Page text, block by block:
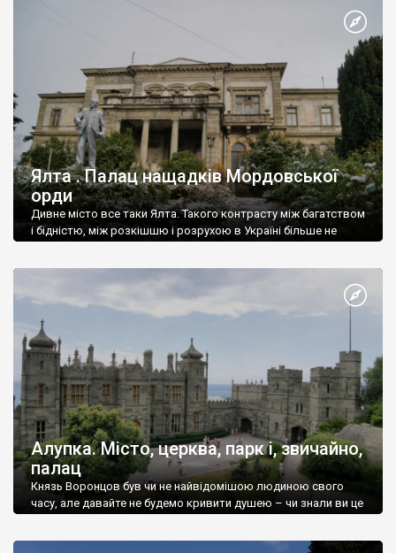
Ялта . Палац нащадків Мордовської
орди
Дивне місто все таки Ялта. Такого контрасту між багатством
і бідністю, між розкішшю і розрухою в Україні більше не
Алупка. Місто, церква, парк і, звичайно,
палац
Князь Воронцов був чи не найвідомішою людиною свого
часу, але давайте не будемо кривити душею – чи знали ви це